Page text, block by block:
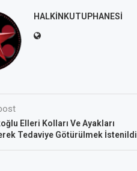
HALKINKUTUPHANESI
Elleri Kolları Ve Ayakları
Tedaviye Götürülmek İstenildi